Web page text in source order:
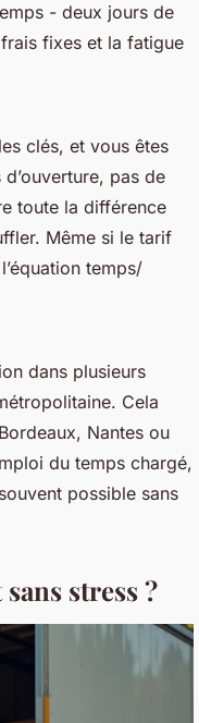
- deux jours de
fixes et la fatigue
clés, et vous êtes
pas de
toute la différence
Même si le tarif
temps/
dans plusieurs
Cela
Nantes ou
du temps chargé,
possible sans
stress ?